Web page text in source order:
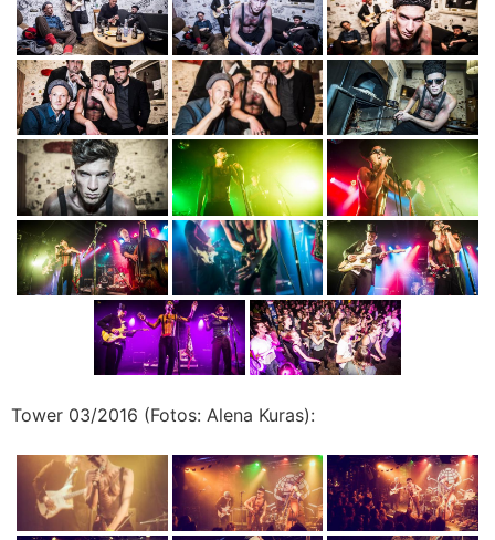
Tower 03/2016 (Fotos: Alena Kuras):